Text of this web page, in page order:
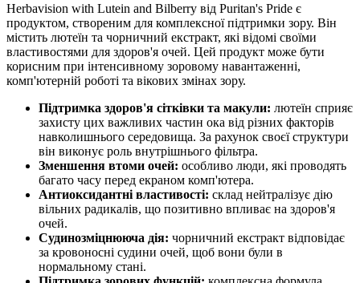
Herbavision with Lutein and Bilberry від Puritan's Pride є
продуктом, створеним для комплексної підтримки зору. Він
містить лютеїн та чорничний екстракт, які відомі своїми
властивостями для здоров'я очей. Цей продукт може бути
корисним при інтенсивному зоровому навантаженні,
комп'ютерній роботі та вікових змінах зору.
Підтримка здоров'я сітківки та макули: лютеїн сприяє
захисту цих важливих частин ока від різних факторів
навколишнього середовища. За рахунок своєї структури
він виконує роль внутрішнього фільтра.
Зменшення втоми очей: особливо люди, які проводять
багато часу перед екраном комп'ютера.
Антиоксидантні властивості: склад нейтралізує дію
вільних радикалів, що позитивно впливає на здоров'я
очей.
Судинозміцнююча дія: чорничний екстракт відповідає
за кровоносні судини очей, щоб вони були в
нормальному стані.